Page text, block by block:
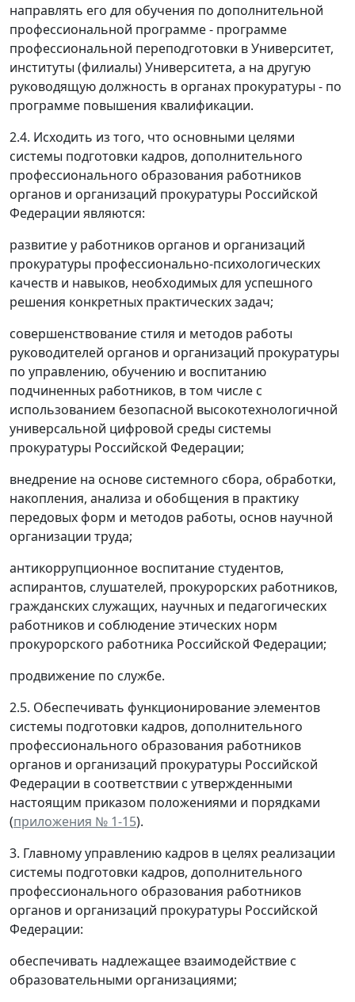
направлять его для обучения по дополнительной
профессиональной программе - программе
профессиональной переподготовки в Университет,
институты (филиалы) Университета, а на другую
руководящую должность в органах прокуратуры - по
программе повышения квалификации.
2.4. Исходить из того, что основными целями
системы подготовки кадров, дополнительного
профессионального образования работников
органов и организаций прокуратуры Российской
Федерации являются:
развитие у работников органов и организаций
прокуратуры профессионально-психологических
качеств и навыков, необходимых для успешного
решения конкретных практических задач;
совершенствование стиля и методов работы
руководителей органов и организаций прокуратуры
по управлению, обучению и воспитанию
подчиненных работников, в том числе с
использованием безопасной высокотехнологичной
универсальной цифровой среды системы
прокуратуры Российской Федерации;
внедрение на основе системного сбора, обработки,
накопления, анализа и обобщения в практику
передовых форм и методов работы, основ научной
организации труда;
антикоррупционное воспитание студентов,
аспирантов, слушателей, прокурорских работников,
гражданских служащих, научных и педагогических
работников и соблюдение этических норм
прокурорского работника Российской Федерации;
продвижение по службе.
2.5. Обеспечивать функционирование элементов
системы подготовки кадров, дополнительного
профессионального образования работников
органов и организаций прокуратуры Российской
Федерации в соответствии с утвержденными
настоящим приказом положениями и порядками
(приложения № 1-15).
3. Главному управлению кадров в целях реализации
системы подготовки кадров, дополнительного
профессионального образования работников
органов и организаций прокуратуры Российской
Федерации:
обеспечивать надлежащее взаимодействие с
образовательными организациями;